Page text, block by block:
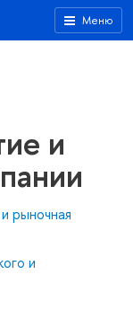
Меню
и
рыночная
и